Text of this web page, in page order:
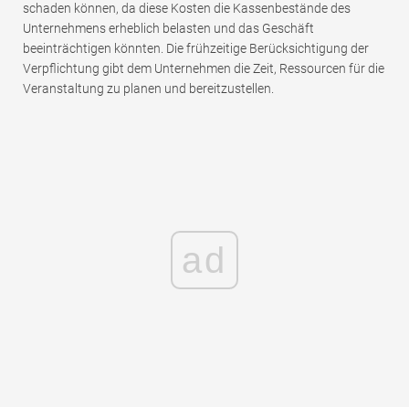
schaden können, da diese Kosten die Kassenbestände des
Unternehmens erheblich belasten und das Geschäft
beeinträchtigen könnten. Die frühzeitige Berücksichtigung der
Verpflichtung gibt dem Unternehmen die Zeit, Ressourcen für die
Veranstaltung zu planen und bereitzustellen.
ad